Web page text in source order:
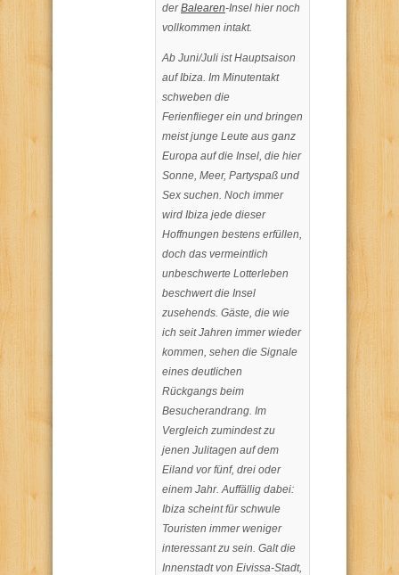
derBalearen-Insel hier noch
vollkommen intakt.
Ab Juni/Juli ist Hauptsaison
auf Ibiza. Im Minutentakt
schweben die
Ferienflieger ein und bringen
meist junge Leute aus ganz
Europa auf die Insel, die hier
Sonne, Meer, Partyspaß und
Sex suchen. Noch immer
wird Ibiza jede dieser
Hoffnungen bestens erfüllen,
doch das vermeintlich
unbeschwerte Lotterleben
beschwert die Insel
zusehends. Gäste, die wie
ich seit Jahren immer wieder
kommen, sehen die Signale
eines deutlichen
Rückgangs beim
Besucherandrang. Im
Vergleich zumindest zu
jenen Julitagen auf dem
Eiland vor fünf, drei oder
einem Jahr. Auffällig dabei:
Ibiza scheint für schwule
Touristen immer weniger
interessant zu sein. Galt die
Innenstadt von Eivissa-Stadt,